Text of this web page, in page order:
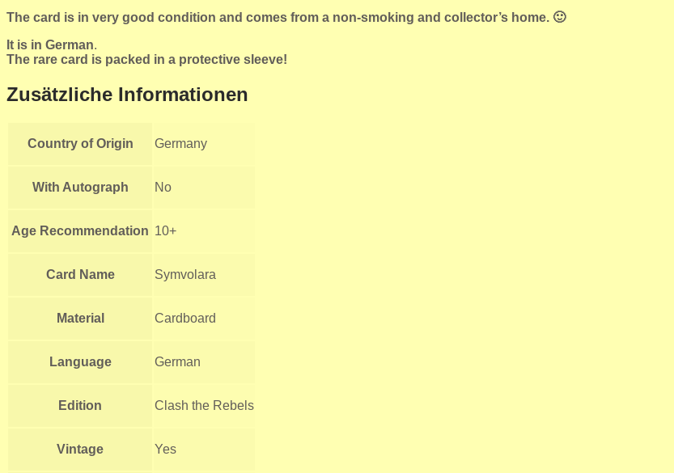
The card is in very good condition and comes from a non-smoking and collector’s home. 🙂
It is in German.
The rare card is packed in a protective sleeve!
Zusätzliche Informationen
Country of Origin Germany
With Autograph No
Age Recommendation 10+
Card Name Symvolara
Material Cardboard
Language German
Edition Clash the Rebels
Vintage Yes